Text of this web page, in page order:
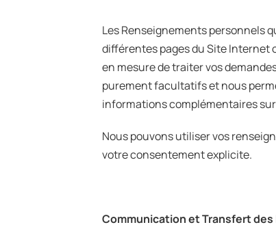
Les Renseignements personnels
différentes pages du Site Internet
en mesure de traiter vos
purement facultatifs et nous
informations complémentaires
Nous pouvons utiliser vos
votre consentement explicite.
Communication et Transfert